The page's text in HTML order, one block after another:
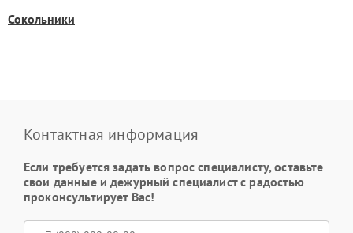
Сокольники
Контактная информация
Если требуется задать вопрос специалисту, оставьте
свои данные и дежурный специалист с радостью
проконсультирует Вас!